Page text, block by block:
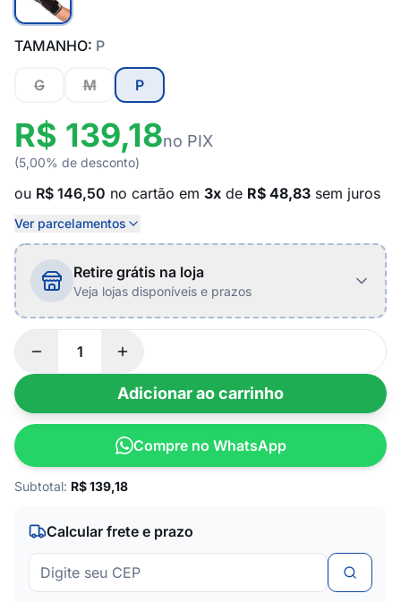
TAMANHO: P
G M P
R$ 139,18no PIX
(5,00% de desconto)
ou R$ 146,50 no cartão em 3x de R$ 48,83 sem juros
Ver parcelamentos
Retire grátis na loja
Veja lojas disponíveis e prazos
Adicionar ao carrinho
Compre no WhatsApp
Subtotal: R$139,18
Calcular frete e prazo